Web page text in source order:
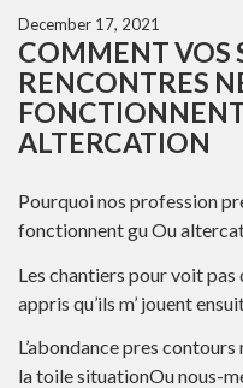
December 17, 2021
COMMENT VOS
RENCONTRES
ALTERCATION
Pourquoi nos profession
fonctionnent gu Ou
Les chantiers pour voit
appris qu’ils m’ jouent
L’abondance pres
la toile situationOu nous-